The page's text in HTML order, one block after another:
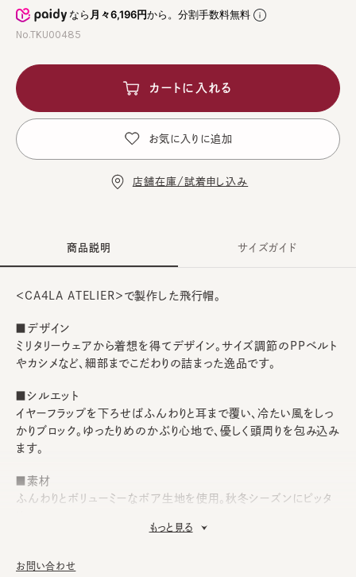
なら月々6,196円から。分割手数料無料
No.TKU00485
カートに入れる
お気に入りに追加
店舗在庫/試着申し込み
商品説明
＜CA4LA ATELIER＞で製作した飛行帽。
■デザイン
ミリタリーウェアから着想を得てデザイン。サイズ調節のPPベルト
やカシメなど、細部までこだわりの詰まった逸品です。
■シルエット
イヤーフラップを下ろせばふんわりと耳まで覆い、冷たい風をしっ
かりブロック。ゆったりめのかぶり心地で、優しく頭周りを包み込み
ます。
■素材
ふんわりとボリューミーなボア生地を使用。秋冬シーズンにピッタ
洗濯不可。汚れにつきましては、消臭・抗菌用のスプレーや、帽子
もっと見る
サイズガイド
お問い合わせ